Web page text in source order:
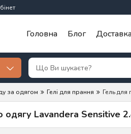
Головна Блог
за одягом Гелі для прання Гель для
одягу Lavandera Sensitive